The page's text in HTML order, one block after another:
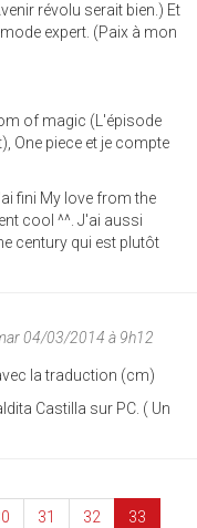
révolu serait bien.) Et
expert. (Paix à mon
of magic (L'épisode
One piece et je compte
fini My love from the
cool ^^. J'ai aussi
century qui est plutôt
04/03/2014 à 9h12
la traduction (cm)
Castilla sur PC. ( Un
31 32 33